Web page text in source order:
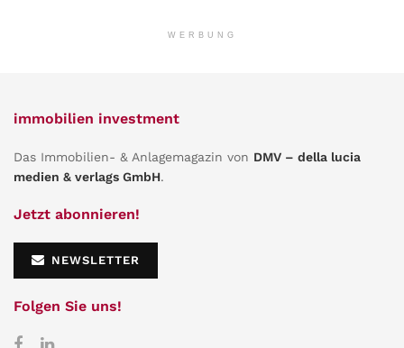
WERBUNG
immobilien investment
Das Immobilien- & Anlagemagazin von DMV – della lucia
medien & verlags GmbH.
Jetzt abonnieren!
NEWSLETTER
Folgen Sie uns!